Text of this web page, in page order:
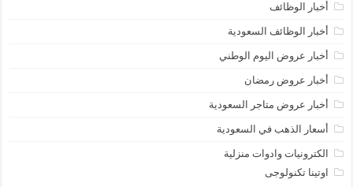
أخبار الوظائف
أخبار الوظائف السعودية
أخبار عروض اليوم الوطني
أخبار عروض رمضان
أخبار عروض متاجر السعودية
أسعار الذهب في السعودية
الكترونيات وادوات منزلية
اوتينا تكنولوجى